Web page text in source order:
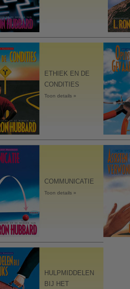
ETHIEK EN DE
CONDITIES
Toon details »
COMMUNICATIE
Toon details »
HULPMIDDELEN
BIJ HET